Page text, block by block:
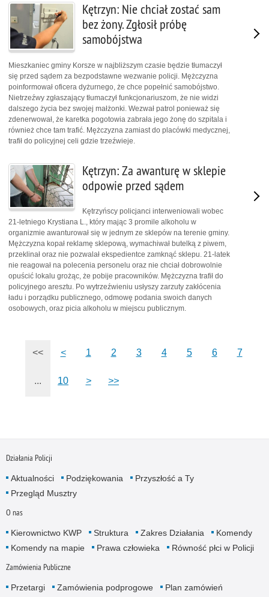
Kętrzyn: Nie chciał zostać sam
bez żony. Zgłosił próbę
samobójstwa
Mieszkaniec gminy Korsze w najbliższym czasie będzie tłumaczył
się przed sądem za bezpodstawne wezwanie policji. Mężczyzna
poinformował oficera dyżurnego, że chce popełnić samobójstwo.
Nietrzeźwy zgłaszający tłumaczył funkcjonariuszom, że nie widzi
dalszego życia bez swojej małżonki. Wezwał patrol ponieważ się
zdenerwował, że karetka pogotowia zabrała jego żonę do szpitala i
również chce tam trafić. Mężczyzna zamiast do placówki medycznej,
trafił do policyjnej celi gdzie trzeźwieje.
Kętrzyn: Za awanturę w sklepie
odpowie przed sądem
Kętrzyńscy policjanci interweniowali wobec
21-letniego Krystiana L., który mając 3 promile alkoholu w
organizmie awanturował się w jednym ze sklepów na terenie gminy.
Mężczyzna kopał reklamę sklepową, wymachiwał butelką z piwem,
przeklinał oraz nie pozwalał ekspedientce zamknąć sklepu. 21-latek
nie reagował na polecenia personelu oraz nie chciał dobrowolnie
opuścić lokalu grożąc, że pobije pracowników. Mężczyzna trafił do
policyjnego aresztu. Po wytrzeźwieniu usłyszy zarzuty zakłócenia
ładu i porządku publicznego, odmowę podania swoich danych
osobowych, oraz picia alkoholu w miejscu publicznym.
<< < 1 2 3 4 5 6 7
... 10 > >>
Działania Policji
Aktualności Podziękowania
Przyszłość a Ty
Przegląd Musztry
O nas
Kierownictwo KWP Struktura Zakres Działania
Komendy
Komendy na mapie
Prawa człowieka Równość płci w Policji
Zamówienia Publiczne
Przetargi Zamówienia podprogowe
Plan zamówień